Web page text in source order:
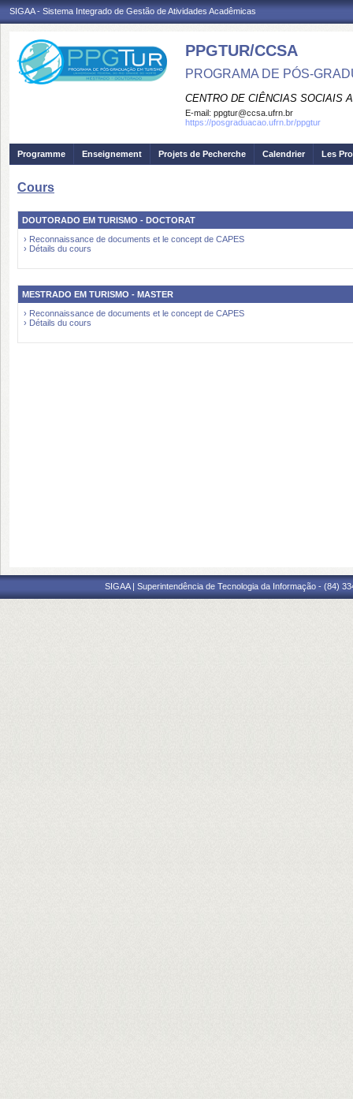
SIGAA - Sistema Integrado de Gestão de Atividades Acadêmicas
PPGTUR/CCSA
PROGRAMA DE PÓS-
CENTRO DE CIÊNCIAS SOCIAIS
E-mail: ppgtur@ccsa.ufrn.br
https://posgraduacao.ufrn.br/ppgtur
Programme Enseignement Projets de Pecherche Calendrier Les
Cours
DOUTORADO EM TURISMO - DOCTORAT
› Reconnaissance de documents et le concept de CAPES
› Détails du cours
MESTRADO EM TURISMO - MASTER
› Reconnaissance de documents et le concept de CAPES
› Détails du cours
SIGAA | Superintendência de Tecnologia da Informação - (84)